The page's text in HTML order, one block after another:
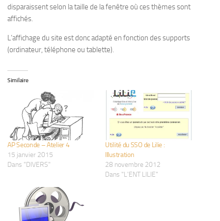
disparaissent selon la taille de la fenêtre où ces thèmes sont
affichés.
L’affichage du site est donc adapté en fonction des supports
(ordinateur, téléphone ou tablette).
Similaire
AP Seconde – Atelier 4
15 janvier 2015
Dans "DIVERS"
Utilité du SSO de Lilie :
Illustration
28 novembre 2012
Dans "L'ENT LILIE"